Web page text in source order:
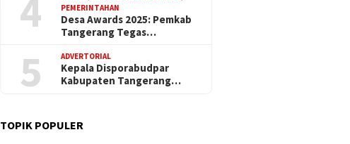
4
PEMERINTAHAN
Desa Awards 2025: Pemkab
Tangerang Tegas…
5 ADVERTORIAL
Kepala Disporabudpar
Kabupaten Tangerang…
TOPIK POPULER